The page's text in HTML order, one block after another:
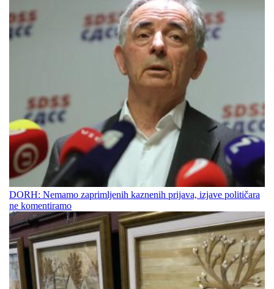
DORH: Nemamo zaprimljenih kaznenih prijava, izjave političara
ne komentiramo